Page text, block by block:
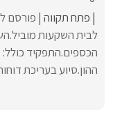
פתח תקווה פורסם
לבית השקעות
הכספים.התפקיד כולל:
ההון.סיוע בעריכת